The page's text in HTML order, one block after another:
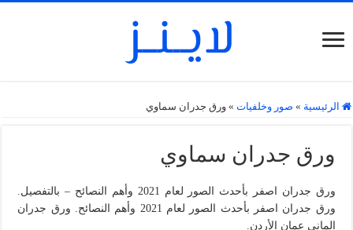
الرئيسية » صور وخلفيات » ورق جدران سماوي
ورق جدران سماوي
ورق جدران اصفر بأحدث الصور لعام 2021 وأهم النصائح – بالتفصيل.
ورق جدران اصفر بأحدث الصور لعام 2021 وأهم النصائح. ورق جدران
الماني عمان الأردن.